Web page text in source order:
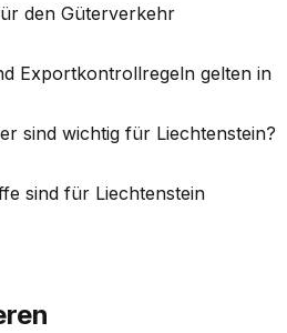
den Güterverkehr
Exportkontrollregeln gelten in
sind wichtig für Liechtenstein?
sind für Liechtenstein